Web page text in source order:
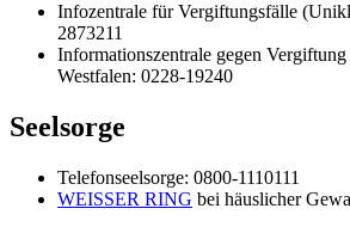
Infozentrale für Vergiftungsfälle
2873211
Informationszentrale gegen
Westfalen: 0228-19240
Seelsorge
Telefonseelsorge: 0800-1110111
WEISSER RING bei häuslicher